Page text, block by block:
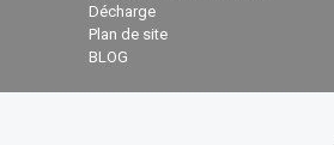
Décharge
Plan de site
BLOG